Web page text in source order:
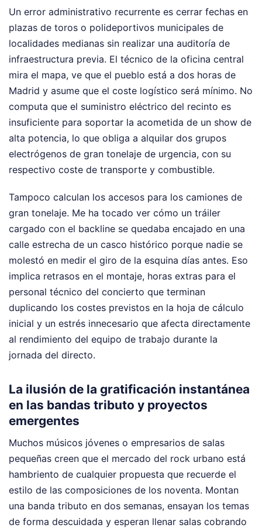
Un error administrativo recurrente es cerrar fechas en
plazas de toros o polideportivos municipales de
localidades medianas sin realizar una auditoría de
infraestructura previa. El técnico de la oficina central
mira el mapa, ve que el pueblo está a dos horas de
Madrid y asume que el coste logístico será mínimo. No
computa que el suministro eléctrico del recinto es
insuficiente para soportar la acometida de un show de
alta potencia, lo que obliga a alquilar dos grupos
electrógenos de gran tonelaje de urgencia, con su
respectivo coste de transporte y combustible.
Tampoco calculan los accesos para los camiones de
gran tonelaje. Me ha tocado ver cómo un tráiler
cargado con el backline se quedaba encajado en una
calle estrecha de un casco histórico porque nadie se
molestó en medir el giro de la esquina días antes. Eso
implica retrasos en el montaje, horas extras para el
personal técnico del concierto que terminan
duplicando los costes previstos en la hoja de cálculo
inicial y un estrés innecesario que afecta directamente
al rendimiento del equipo de trabajo durante la
jornada del directo.
La ilusión de la gratificación instantánea
en las bandas tributo y proyectos
emergentes
Muchos músicos jóvenes o empresarios de salas
pequeñas creen que el mercado del rock urbano está
hambriento de cualquier propuesta que recuerde el
estilo de las composiciones de los noventa. Montan
una banda tributo en dos semanas, ensayan los temas
de forma descuidada y esperan llenar salas cobrando